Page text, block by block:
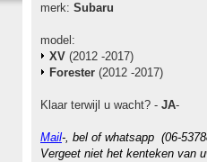
merk: Subaru
model:
XV (2012 -2017)
Forester (2012 -2017)
Klaar terwijl u wacht? - JA-
Mail-, bel of whatsapp (06-
Vergeet niet het kenteken van